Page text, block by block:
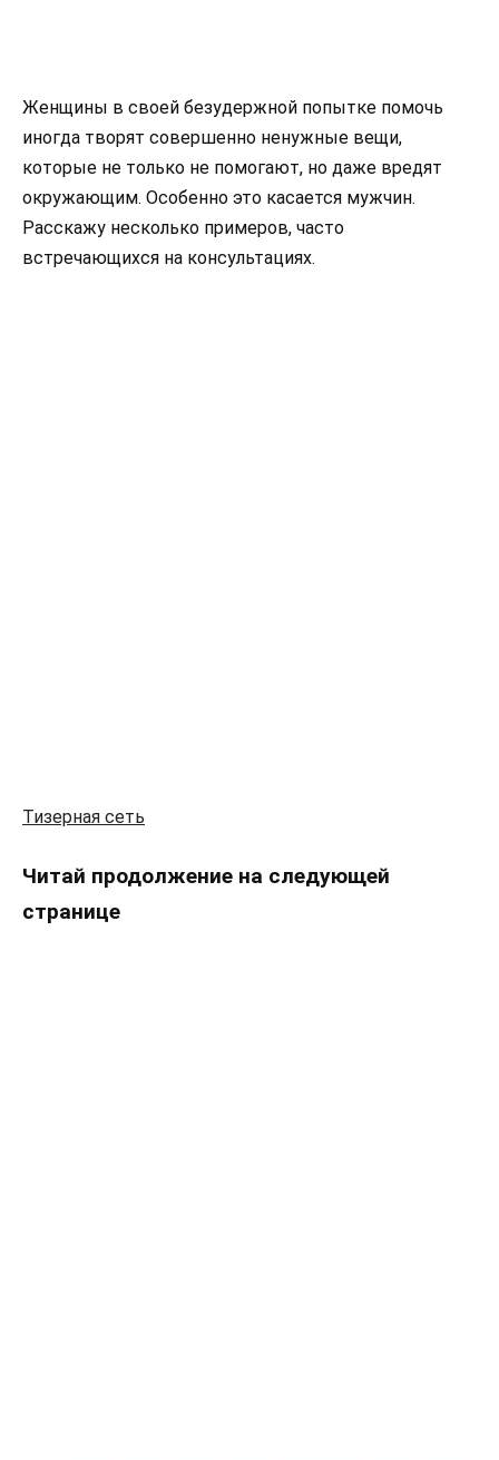
Женщины в своей безудержной попытке помочь
иногда творят совершенно ненужные вещи,
которые не только не помогают, но даже вредят
окружающим. Особенно это касается мужчин.
Расскажу несколько примеров, часто
встречающихся на консультациях.
Тизерная сеть
Читай продолжение на следующей
странице